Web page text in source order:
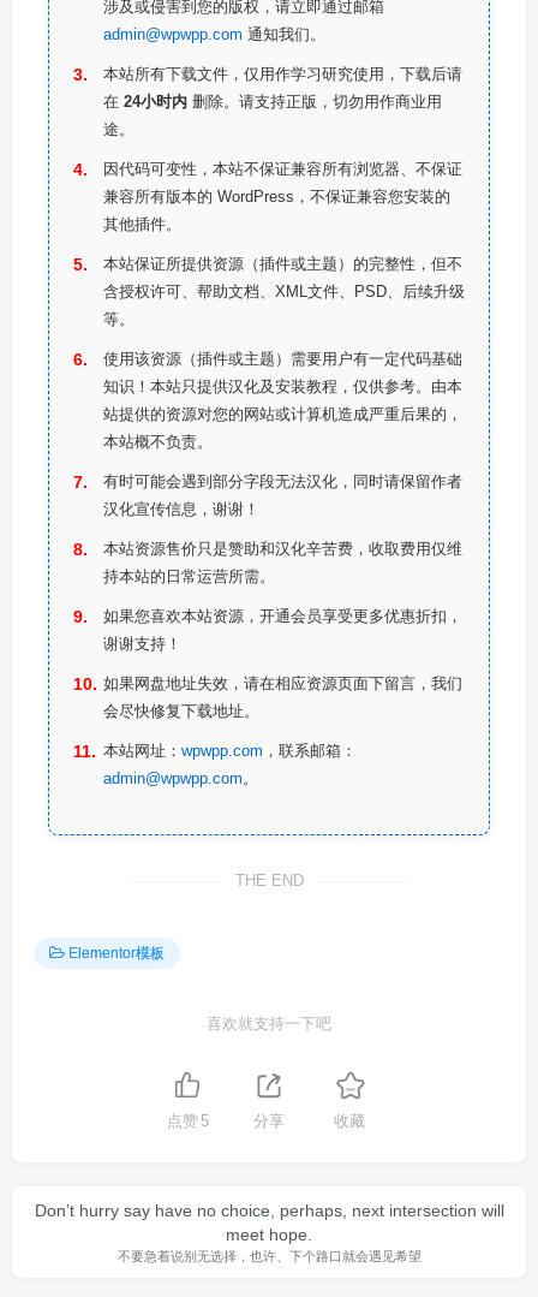
涉及或侵害到您的版权，请立即通过邮箱
admin@wpwpp.com 通知我们。
本站所有下载文件，仅用作学习研究使用，下载后请
在 24小时内 删除。请支持正版，切勿用作商业用
途。
因代码可变性，本站不保证兼容所有浏览器、不保证
兼容所有版本的 WordPress，不保证兼容您安装的
其他插件。
本站保证所提供资源（插件或主题）的完整性，但不
含授权许可、帮助文档、XML文件、PSD、后续升级
等。
使用该资源（插件或主题）需要用户有一定代码基础
知识！本站只提供汉化及安装教程，仅供参考。由本
站提供的资源对您的网站或计算机造成严重后果的，
本站概不负责。
有时可能会遇到部分字段无法汉化，同时请保留作者
汉化宣传信息，谢谢！
本站资源售价只是赞助和汉化辛苦费，收取费用仅维
持本站的日常运营所需。
如果您喜欢本站资源，开通会员享受更多优惠折扣，
谢谢支持！
如果网盘地址失效，请在相应资源页面下留言，我们
会尽快修复下载地址。
本站网址： wpwpp.com ，联系邮箱：
admin@wpwpp.com 。
THE END
Elementor模板
喜欢就支持一下吧
点赞 5 分享 收藏
Don’t hurry say have no choice, perhaps, next intersection will
meet hope.
不要急着说别无选择，也许、下个路口就会遇见希望